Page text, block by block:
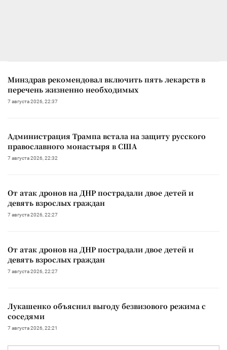
Минздрав рекомендовал включить пять лекарств в
перечень жизненно необходимых
7 августа 2026, 22:37
Администрация Трампа встала на защиту русского
православного монастыря в США
7 августа 2026, 22:32
От атак дронов на ДНР пострадали двое детей и
девять взрослых граждан
7 августа 2026, 22:27
От атак дронов на ДНР пострадали двое детей и
девять взрослых граждан
7 августа 2026, 22:27
Лукашенко объяснил выгоду безвизового режима с
соседями
7 августа 2026, 22:21